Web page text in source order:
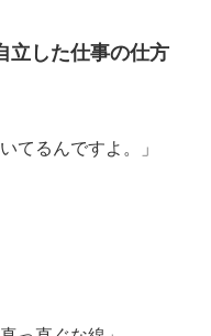
した仕事の仕方
てるんですよ。」